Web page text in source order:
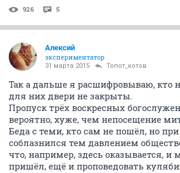
926 5
Алексий
экспериментатор
31 марта 2015 Топот_котов
Так а дальше я расшифровываю, кто
для них двери не закрыты.
Пропуск трёх воскресных
вероятно, хуже, чем непосещение
Беда с теми, кто сам не пошёл, но
соблазнился тем давлением
что, например, здесь оказывается, и
пришёл, ещё и проповедовать